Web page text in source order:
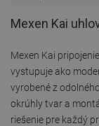
Mexen Kai
Mexen Kai
vystupuje ako
vyrobené z
okrúhly tvar a
riešenie pre každý